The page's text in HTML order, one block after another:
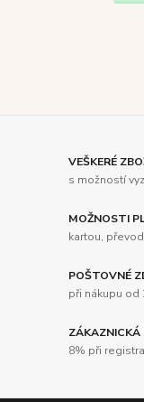
VEŠKERÉ
s možností
MOŽNOSTI
kartou,
POŠTOVNÉ
při nákupu od
ZÁKAZNICKÁ
8% při